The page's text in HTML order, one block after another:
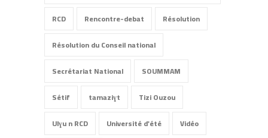
RCD
Rencontre-debat
Résolution
Résolution du Conseil national
Secrétariat National
SOUMMAM
Sétif
tamaziɣt
Tizi Ouzou
Ulɣu n RCD
Université d'été
Vidéo